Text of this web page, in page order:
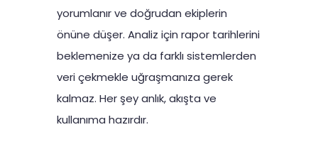
yorumlanır ve doğrudan ekiplerin
önüne düşer. Analiz için rapor tarihlerini
beklemenize ya da farklı sistemlerden
veri çekmekle uğraşmanıza gerek
kalmaz. Her şey anlık, akışta ve
kullanıma hazırdır.